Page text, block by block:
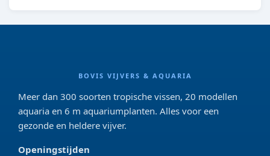
BOVIS VIJVERS & AQUARIA
Meer dan 300 soorten tropische vissen, 20 modellen
aquaria en 6 m aquariumplanten. Alles voor een
gezonde en heldere vijver.
Openingstijden